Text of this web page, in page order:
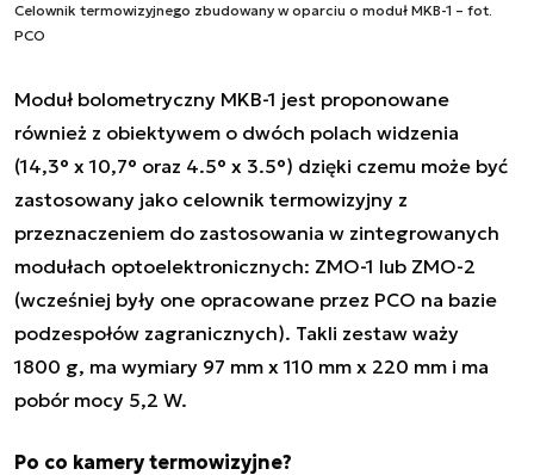
Celownik termowizyjnego zbudowany w oparciu o moduł MKB-1 – fot.
PCO
Moduł bolometryczny MKB-1 jest proponowane
również z obiektywem o dwóch polach widzenia
(14,3° x 10,7° oraz 4.5° x 3.5°) dzięki czemu może być
zastosowany jako celownik termowizyjny z
przeznaczeniem do zastosowania w zintegrowanych
modułach optoelektronicznych: ZMO-1 lub ZMO-2
(wcześniej były one opracowane przez PCO na bazie
podzespołów zagranicznych). Takli zestaw waży
1800 g, ma wymiary 97 mm x 110 mm x 220 mm i ma
pobór mocy 5,2 W.
Po co kamery termowizyjne?